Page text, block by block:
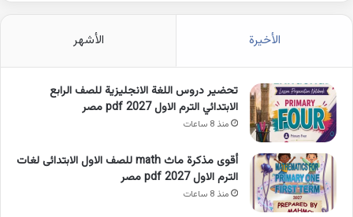
الأخيرة الأشهر
تحضير دروس اللغة الانجليزية للصف الرابع
الابتدائي الترم الاول 2027 pdf مصر
منذ 8 ساعات
أقوى مذكرة ماث math للصف الاول الابتدائى لغات
الترم الاول pdf 2027 مصر
منذ 8 ساعات